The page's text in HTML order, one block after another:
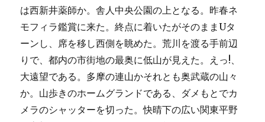
は西新井薬師か。舎人中央公園の上となる。昨春ネ
モフィラ鑑賞に来た。終点に着いたがそのままUタ
ーンし、席を移し西側を眺めた。荒川を渡る手前辺
りで、都内の市街地の最奥に低山が見えた。えっ!、
大遠望である。多摩の連山かそれとも奥武蔵の山々
か。山歩きのホームグランドである、ダメもとでカ
メラのシャッターを切った。快晴下の広い関東平野